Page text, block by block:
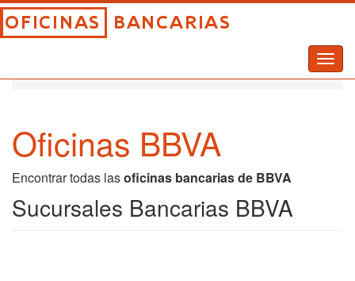
Inicio Oficinas Bancarias Oficinas BBVA
Oficinas BBVA
Encontrar todas lasoficinas bancarias de BBVA
Sucursales Bancarias BBVA